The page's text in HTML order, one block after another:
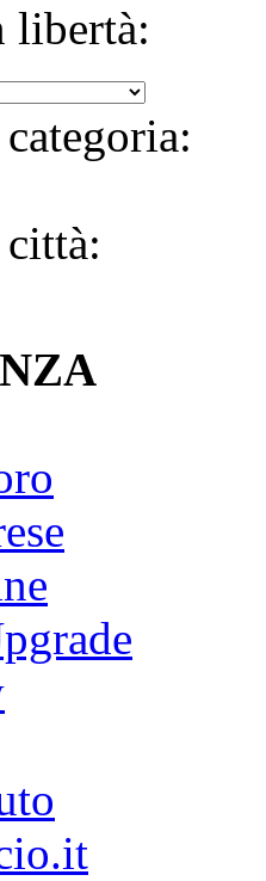
libertà: